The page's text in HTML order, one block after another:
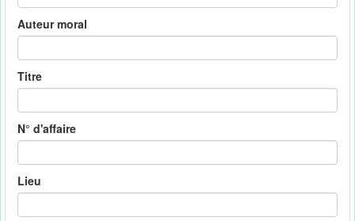
Auteur moral
Titre
N° d'affaire
Lieu